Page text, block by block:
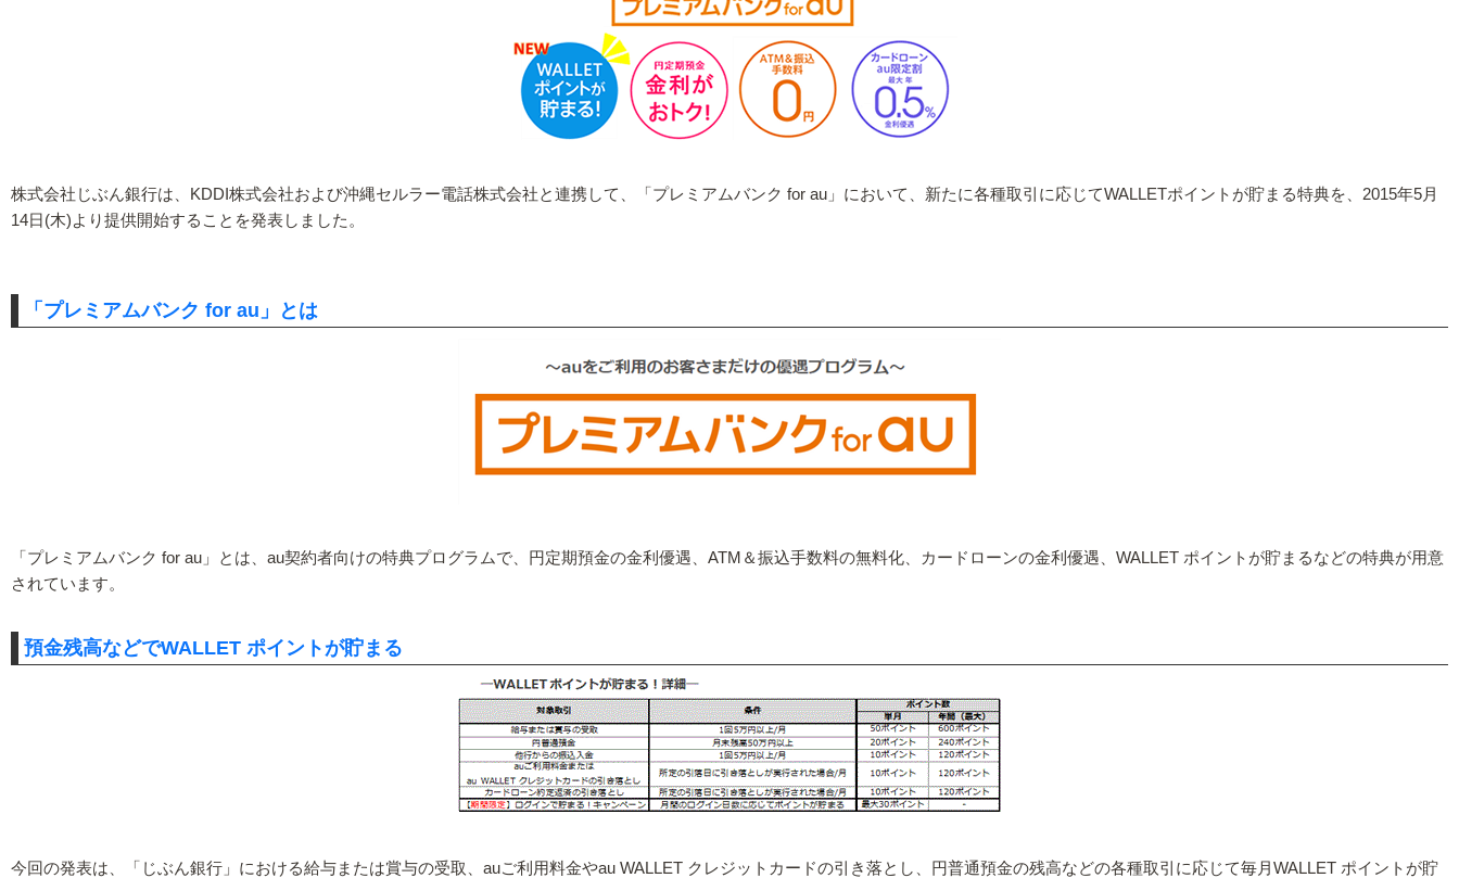
株式会社じぶん銀行は、KDDI株式会社および沖縄セルラー電話株式会社と連携して、「プレミアムバンク for au」において、新たに各種取引に応じてWALLETポイントが貯まる特典を、2015年5月
14日(木)より提供開始することを発表しました。
「プレミアムバンク for au」とは
「プレミアムバンク for au」とは、au契約者向けの特典プログラムで、円定期預金の金利優遇、ATM＆振込手数料の無料化、カードローンの金利優遇、WALLET ポイントが貯まるなどの特典が用意
されています。
預金残高などでWALLET ポイントが貯まる
今回の発表は、「じぶん銀行」における給与または賞与の受取、auご利用料金やau WALLET クレジットカードの引き落とし、円普通預金の残高などの各種取引に応じて毎月WALLET ポイントが貯